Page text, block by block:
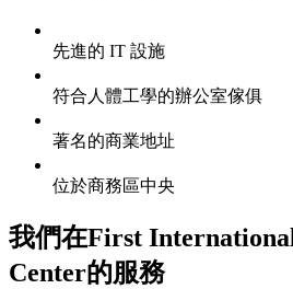
先進的 IT 設施
符合人體工學的辦公室傢俱
著名的商業地址
位於商務區中央
我們在First
Center的服務